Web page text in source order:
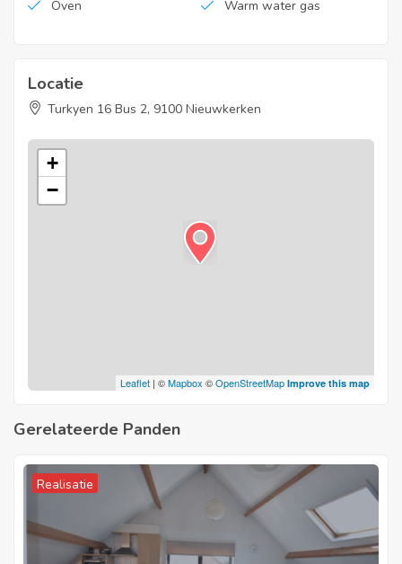
Oven Warm water gas
Locatie
Turkyen 16 Bus 2, 9100 Nieuwkerken
+
−
Leaflet | ©Mapbox ©OpenStreetMap Improve this map
Gerelateerde Panden
Realisatie